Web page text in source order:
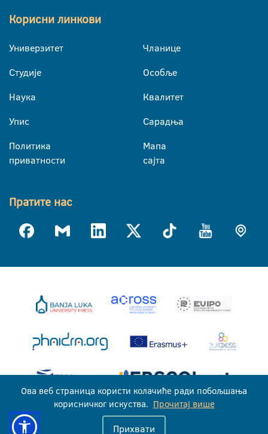
Корисни линкови
Универзитет
Студије
Наука
Упис
Политика
приватности
Чланице
Особље
Квалитет
Сарадња
Мапа
сајта
Пратите нас
Ова веб страница користи колачиће ради побољшања
корисничког искуства. Прочитај више
Прихвати